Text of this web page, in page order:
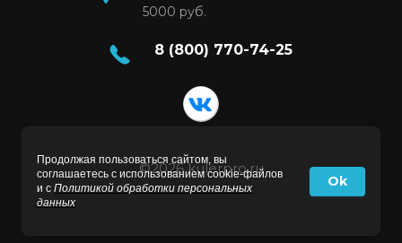
5000 руб.
8 (800) 770-74-25
©2026 kulerpro.ru
Продолжая пользоваться сайтом, вы
соглашаетесь с использованием cookie-файлов
и с Политикой обработки персональных
данных
Ok